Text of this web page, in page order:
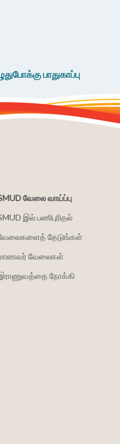
பாதுகாப்பு
வேலை வாய்ப்பு
இல் பணிபுரிதல்
தேடுங்கள்
வேலைகள்
நோக்கி